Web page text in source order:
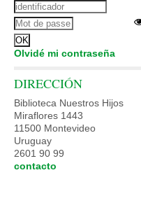
Olvidé mi contraseña
DIRECCIÓN
Biblioteca Nuestros Hijos
Miraflores 1443
11500 Montevideo
Uruguay
2601 90 99
contacto